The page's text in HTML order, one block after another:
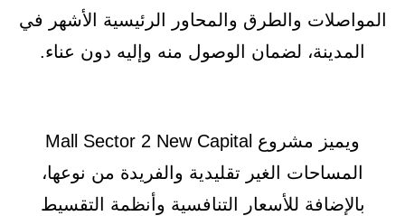
المواصلات والطرق والمحاور الرئيسية الأشهر في
المدينة، لضمان الوصول منه وإليه دون عناء.
ويميز مشروع Mall Sector 2 New Capital
المساحات الغير تقليدية والفريدة من نوعها،
بالإضافة للأسعار التنافسية وأنظمة التقسيط